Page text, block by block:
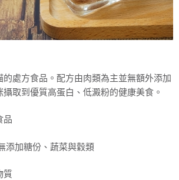
的處方食品。配方由肉類為主並無額外添加
取到優質高蛋白、低澱粉的健康美食。
品
加糖份、蔬菜與穀類
質